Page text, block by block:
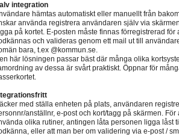
integration
hämtas automatiskt eller manuellt från
använda registrera användaren själv via
på kortet. E-posten måste finnas förregistrerad för
och valideras genom ett mail ut till
bara, t.ex @kommun.se.
här lösningen passar bäst där många olika
av dessa är svårt praktiskt. Öppnar för
med ställa enheten på plats, användaren
anställnr, e-post och kort/tagg på skärmen.
olika rutiner, antingen låta personen ligga låst
eller att man ber om validering via e-post /